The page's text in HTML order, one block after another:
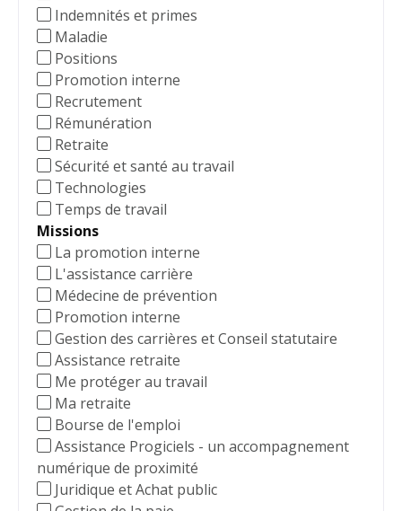
Indemnités et primes
Maladie
Positions
Promotion interne
Recrutement
Rémunération
Retraite
Sécurité et santé au travail
Technologies
Temps de travail
Missions
La promotion interne
L'assistance carrière
Médecine de prévention
Promotion interne
Gestion des carrières et Conseil statutaire
Assistance retraite
Me protéger au travail
Ma retraite
Bourse de l'emploi
Assistance Progiciels - un accompagnement
numérique de proximité
Juridique et Achat public